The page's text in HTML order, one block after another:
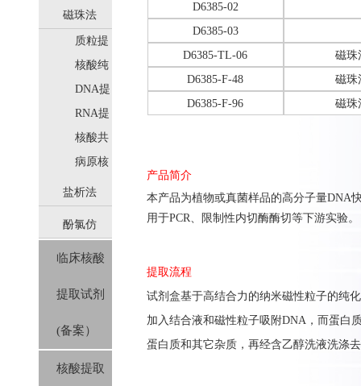
(HiPure)
磁珠法
质粒提
取
核酸纯
化
DNA提
取
RNA提
取
核酸共
提取
病原核
酸提取
盐析法
(SolPure)
酚氯仿
(Trizol系
列）
临床核酸
提取试剂
(备案）
核酸提取
D6385-02
D6385-03
D6385-TL-06
磁珠
D6385-F-48
磁珠
D6385-F-96
磁珠
产品简介
本产品为植物或真菌样品的高分子量DNA
用于PCR、限制性内切酶酶切等下游实验。
提取流程
试剂盒基于高结合力的纳米磁性粒子的纯
加入结合液和磁性粒子吸附DNA ，而蛋白
蛋白质和其它杂质，再经含乙醇洗液洗涤